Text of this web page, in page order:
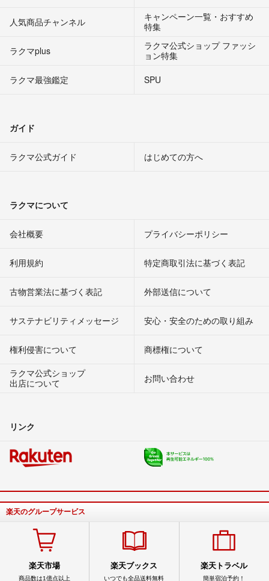
人気商品チャンネル
キャンペーン一覧・おすすめ
特集
ラクマplus
ラクマ公式ショップ ファッシ
ョン特集
ラクマ最強鑑定
SPU
ガイド
ラクマ公式ガイド はじめての方へ
ラクマについて
会社概要 プライバシーポリシー
利用規約 特定商取引法に基づく表記
古物営業法に基づく表記 外部送信について
サステナビリティメッセージ 安心・安全のための取り組み
権利侵害について
商標権について
ラクマ公式ショップ
出店について
お問い合わせ
リンク
楽天のグループサービス
楽天市場
商品数は1億点以上
楽天ブックス
いつでも全品送料無料
楽天トラベル
簡単宿泊予約！